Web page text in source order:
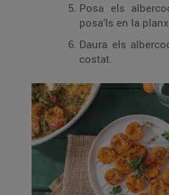
Posa els
posa’ls en la
Daura els
costat.